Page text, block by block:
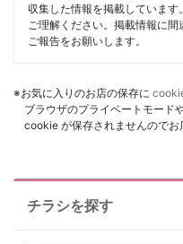
収集した情報を掲載していま
ご理解ください。掲載情報に
ご報告をお願いします。
※お気に入りのお店の保存に
ブラウザのプライベートモード
cookie が保存されませんのでお
チラシを探す